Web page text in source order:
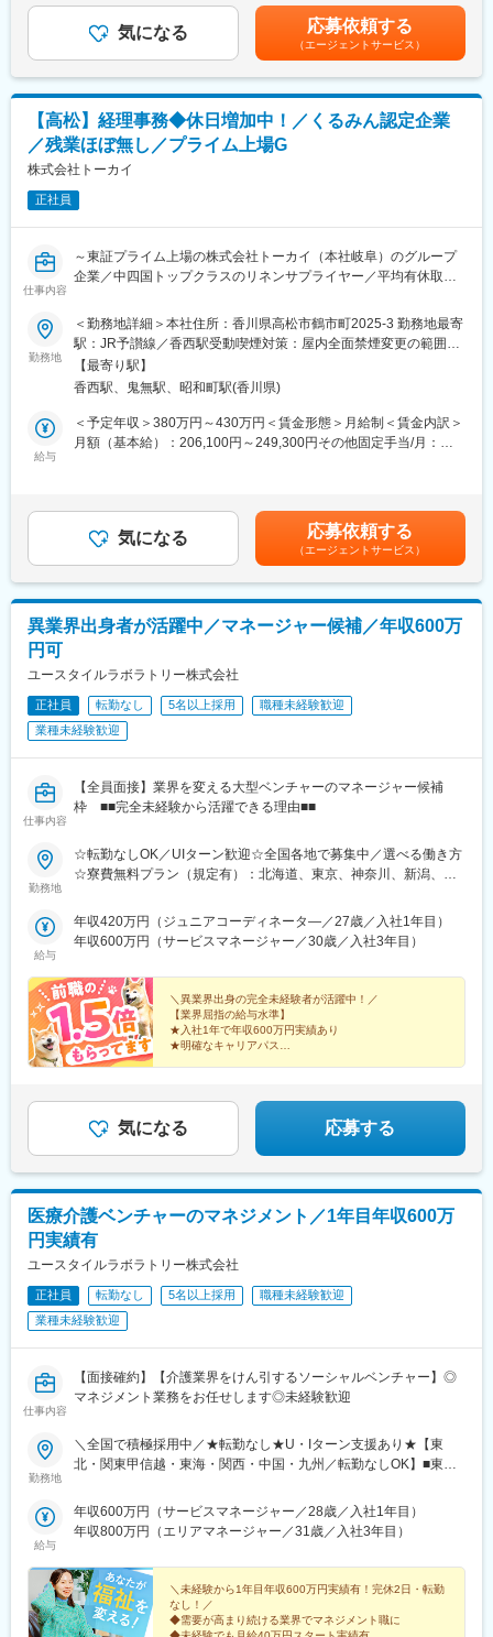
応じて配置しています。
変更の範囲：会社の定める業務
献性も高く、今後の高齢化社会において成長が見込める成長産業
です。 また、病院や介護施設の業務軽減に貢献する事で、患者
様、利用者様へのサービス向上に直結する為、大変やりがいのあ
■キャリアアップについて：
本人の頑張りを昇給、昇格にて評価される制度が御座います。ま
た、事業拡大に伴い、新規の営業所も出店しており、営業所長や
エリアを管理する責任者などのポストがある為、早期のキャリア
アップが見込めます。 ※実際に入社4年前後で所長になった中途入
社の方もいらっしゃいます。
■会社情報：
当社は入院中に必要となるアメニティ(パジャマ・タオル・日用
品）をレンタルするアメニティサポートシステムを提供している
レンタルだけでなく、病院・介護施設内での申込の受付業務から
ご利用者への提供・回収・請求まで全て弊社で受け持っておりま
す。そのため医療・介護施設の業務負担の軽減もでき多くのメリ
ットがあります。拠点は北海道から九州まで展開し、毎年増収・
変更の範囲：会社の定める業務
無＞有＜残業手当＞有＜給与補足＞※経験・能力・前職の給与など
を考慮するため上下する可能性があります・評価：年2回（4月・
10月/売上実績だけでなく取り組み姿勢や提案プロセスなどの定性
評価も重視）・年収例：370-480万円(主任/入社2-3年)⇒420-550
万円(係長/入社3-5年)賃金はあくまでも目安の金額であり、選考を
通じて上下する可能性があります。月給(月額)は固定手当を含めた
表記です。
気になる 応募依頼する
（エージェントサービス）
【高松】経理事務◆休日増加中！／くるみん認定企業
／残業ほぼ無し／プライム上場G
株式会社トーカイ
正社員
仕事内容
～東証プライム上場の株式会社トーカイ（本社岐阜）のグループ
企業／中四国トップクラスのリネンサプライヤー／平均有休取得
■業務詳細：
・決算業務（月次・年次）
・法人税の申告
・開示業務（決算短信、有価証券報告書）
・固定資産管理
・グループ会社の単年度予算策定と取りまとめ 等
し出し、使用済みのものを選択して再度貸し出すサービスのこと
です。
◇当社は、国内有数のリネン工場によって、介護や医療、観光な
■当社の特徴：
そんな願いから当社のビジネスは1962年にスタートしました。
「リネンサプライ」はアメリカで生まれたビジネス。当時は全く
新しい、今でいうところの「ベンチャー」でした。社会において
必要とされる事業であると直感し、その可能性に着目。以来、病
てきました。
また、地域産業や医療に役立つ新しい技術を開発するエンジニア
事業など、今後も時代を見つめ（WATCH）、新たな事業分野に挑
戦（TRY）していきたいと考えています。
たいと考えています。
・「次世代育成支援対策支援法に基づく認定事業所」
・「四国でいちばん大切にしたい会社大賞」奨励賞受賞企業
変更の範囲：無
勤務地
＜勤務地詳細＞本社住所：香川県高松市鶴市町2025-3 勤務地最寄
駅：JR予讃線／香西駅受動喫煙対策：屋内全面禁煙変更の範囲：
会社の定める事業所
【最寄り駅】
香西駅、鬼無駅、昭和町駅(香川県)
給与
＜予定年収＞380万円～430万円＜賃金形態＞月給制＜賃金内訳＞
月額（基本給）：206,100円～249,300円その他固定手当/月：
（6月、12月）※過去実績：計4.48ヶ月分※昇給・賞与は業績・評
価により変動します。■その他固定手当：事務内勤手当として
10,000円賃金はあくまでも目安の金額であり、選考を通じて上下
する可能性があります。月給(月額)は固定手当を含めた表記です。
気になる 応募依頼する
（エージェントサービス）
異業界出身者が活躍中／マネージャー候補／年収600万
円可
ユースタイルラボラトリー株式会社
正社員 転勤なし 5名以上採用
職種未経験歓迎
業種未経験歓迎
仕事内容
【全員面接】業界を変える大型ベンチャーのマネージャー候補
枠 ■■完全未経験から活躍できる理由■■
勤務地
☆転勤なしOK／UIターン歓迎☆全国各地で募集中／選べる働き方
☆寮費無料プラン（規定有）：北海道、東京、神奈川、新潟、三
ス】◇地元採用・転勤なし可■東北／北海道、青森、岩手、宮城、
山形、福島■関東甲信越／茨城、栃木、群馬、埼玉、千葉、東京、
■関西／滋賀、京都、大阪、兵庫、奈良、和歌山■中国・四国／岡
山、広島、山口、徳島、香川、愛媛、高知■九州／福岡、佐賀、長
崎、熊本、大分、宮崎、鹿児島、沖縄☆江戸川・川崎・湘南・川
越・香川・徳島・青森・多摩川にて新規オープン★別事業へのキ
ャリアチェンジによる昇格可能☆ページ下部「勤務地の一例」も
ご参照ください【2／全国マネージャーコース】◆全国募集／引越
在地はHP参照⇒養成期間後の勤務地は現在お住まいの地域又はジ
ェネラルマネージャーと相談の上決定◆引越し手当支給・家賃無
料の借り上げ社宅提供☆早期キャリアアップしたい方に最適なポ
ジション
給与
年収420万円（ジュニアコーディネータ―／27歳／入社1年目）
年収600万円（サービスマネージャー／30歳／入社3年目）
＼異業界出身の完全未経験者が活躍中！／
【業界屈指の給与水準】
★入社1年で年収600万円実績あり
★明確なキャリアパス
気になる 応募する
医療介護ベンチャーのマネジメント／1年目年収600万
円実績有
ユースタイルラボラトリー株式会社
正社員 転勤なし 5名以上採用
職種未経験歓迎
業種未経験歓迎
仕事内容
【面接確約】【介護業界をけん引するソーシャルベンチャー】◎
マネジメント業務をお任せします◎未経験歓迎
勤務地
＼全国で積極採用中／★転勤なし★U・Iターン支援あり★【東
北・関東甲信越・東海・関西・中国・九州／転勤なしOK】■東北
木、群馬、埼玉、千葉、東京、神奈川、新潟、富山、山梨、長野■
東海／岐阜、静岡、愛知、三重■関西／滋賀、京都、大阪、兵庫、
媛、高知■九州／福岡、佐賀、長崎、熊本、大分、宮崎、鹿児島、
沖縄★【エリア勤務希望・移住希望の方優遇】：サポート制度も
充実していますので、現在のお住まいに関わらずご希望をお知ら
せください！☆『寮費無料プラン』あり（規定有）：下記勤務地
給与
年収600万円（サービスマネージャー／28歳／入社1年目）
年収800万円（エリアマネージャー／31歳／入社3年目）
＼未経験から1年目年収600万円実績有！完休2日・転勤
なし！／
◆需要が高まり続ける業界でマネジメント職に